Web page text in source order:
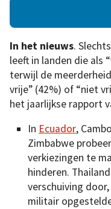
In het nieuws.
leeft in landen die als
terwijl de
vrije” (42%) of “niet
het jaarlijkse rapport
In Ecuador,
Zimbabwe
verkiezingen te
hinderen.
verschuiving
militair